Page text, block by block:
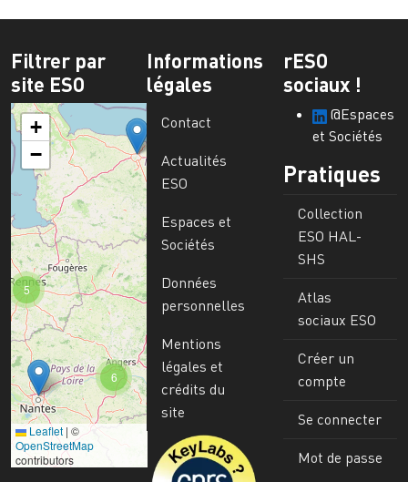
Filtrer par
site ESO
6
5
+
−
Leaflet | ©
OpenStreetMap
contributors
Informations
légales
Contact
Actualités
ESO
Espaces et
Sociétés
Données
personnelles
Mentions
légales et
crédits du
site
Image
rESO
sociaux !
@Espaces
et Sociétés
Pratiques
Collection
ESO HAL-
SHS
Atlas
sociaux ESO
Créer un
compte
Se connecter
Mot de passe